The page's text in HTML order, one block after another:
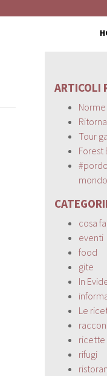
ARTICOLI
Tour
Forest
mondo
cosa
eventi
food
gite
In
Le
ricette
rifugi